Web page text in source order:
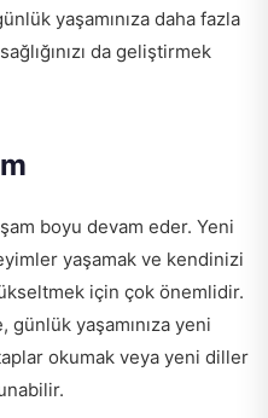
yaşamınıza daha fazla
da geliştirmek
boyu devam eder. Yeni
yaşamak ve kendinizi
için çok önemlidir.
yaşamınıza yeni
okumak veya yeni diller